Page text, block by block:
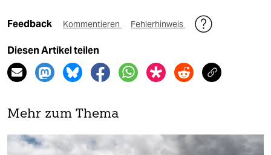
Feedback Kommentieren Fehlerhinweis
Diesen Artikel teilen
Mehr zum Thema